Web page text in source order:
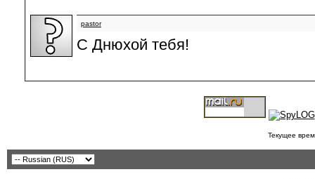
pastor
С Днюхой тебя!
Текущее